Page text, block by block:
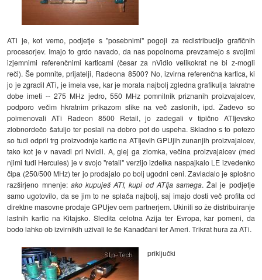
ATi je, kot vemo, podjetje s "posebnimi" pogoji za redistribucijo grafičnih
procesorjev. Imajo to grdo navado, da nas popolnoma prevzamejo s svojimi
izjemnimi referenčnimi karticami (česar za nVidio velikokrat ne bi z-mogli
reči). Še pomnite, prijatelji, Radeona 8500? No, izvirna referenčna kartica, ki
jo je zgradil ATi, je imela vse, kar je morala najbolj zgledna grafikulja takratne
dobe imeti -- 275 MHz jedro, 550 MHz pomnilnik priznanih proizvajalcev,
podporo večim hkratnim prikazom slike na več zaslonih, ipd. Zadevo so
poimenovali ATi Radeon 8500 Retail, jo zadegali v tipično ATIjevsko
zlobnordečo šatuljo ter poslali na dobro pot do uspeha. Skladno s to potezo
so tudi odprli trg proizvodnje kartic na ATIjevih GPUjih zunanjih proizvajalcev,
tako kot je v navadi pri Nvidii. A, glej ga zlomka, večina proizvajalcev (med
njimi tudi Hercules) je v svojo "retail" verzijo izdelka naspajkalo LE izvedenko
čipa (250/500 MHz) ter jo prodajalo po bolj ugodni ceni. Zavladalo je splošno
razširjeno mnenje: ako kupuješ ATI, kupi od ATIja samega. Žal je podjetje
samo ugotovilo, da se jim to ne splača najbolj, saj imajo dosti več profita od
direktne masovne prodaje GPUjev oem partnerjem. Ukinili so že distribuiranje
lastnih kartic na Kitajsko. Sledita celotna Azija ter Evropa, kar pomeni, da
bodo lahko ob izvirnikih uživali le še Kanadčani ter Ameri. Trikrat hura za ATi.
priključki